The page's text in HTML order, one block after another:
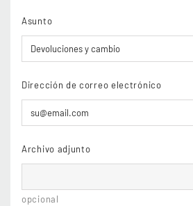
Asunto
Dirección de correo electrónico
Archivo adjunto
opcional